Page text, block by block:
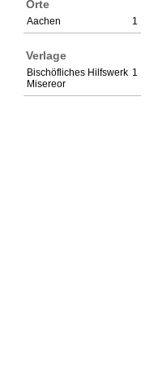
Orte
1
Aachen
Verlage
1
Bischöfliches Hilfswerk
Misereor